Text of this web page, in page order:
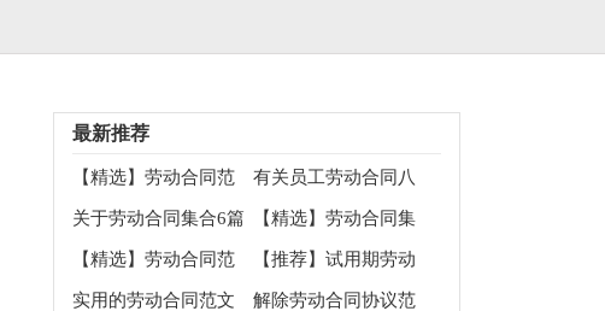
最新推荐
【精选】劳动合同范
文6篇
有关员工劳动合同八
篇
关于劳动合同集合6篇
【精选】劳动合同集
合七篇
【精选】劳动合同范
文合集3篇
【推荐】试用期劳动
合同三篇
实用的劳动合同范文
解除劳动合同协议范